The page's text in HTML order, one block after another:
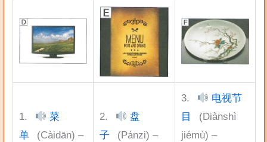
1.
菜
单
(Càidān) –
2.
盘
子
(Pánzi) –
3.
电视节
目
(Diànshì
jiémù) –